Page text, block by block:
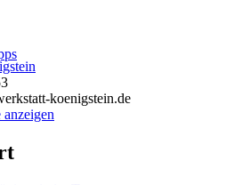
koenigstein.de
anzeigen